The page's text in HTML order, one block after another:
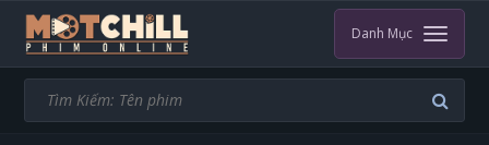
Danh Mục